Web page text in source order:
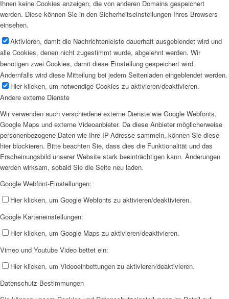
Ihnen keine Cookies anzeigen, die von anderen Domains gespeichert
werden. Diese können Sie in den Sicherheitseinstellungen Ihres Browsers
einsehen.
Aktivieren, damit die Nachrichtenleiste dauerhaft ausgeblendet wird und
alle Cookies, denen nicht zugestimmt wurde, abgelehnt werden. Wir
benötigen zwei Cookies, damit diese Einstellung gespeichert wird.
Andernfalls wird diese Mitteilung bei jedem Seitenladen eingeblendet werden.
Hier klicken, um notwendige Cookies zu aktivieren/deaktivieren.
Andere externe Dienste
Wir verwenden auch verschiedene externe Dienste wie Google Webfonts,
Google Maps und externe Videoanbieter. Da diese Anbieter möglicherweise
personenbezogene Daten wie Ihre IP-Adresse sammeln, können Sie diese
hier blockieren. Bitte beachten Sie, dass dies die Funktionalität und das
Erscheinungsbild unserer Website stark beeinträchtigen kann. Änderungen
werden wirksam, sobald Sie die Seite neu laden.
Google Webfont-Einstellungen:
Hier klicken, um Google Webfonts zu aktivieren/deaktivieren.
Google Karteneinstellungen:
Hier klicken, um Google Maps zu aktivieren/deaktivieren.
Vimeo und Youtube Video bettet ein:
Hier klicken, um Videoeinbettungen zu aktivieren/deaktivieren.
Datenschutz-Bestimmungen